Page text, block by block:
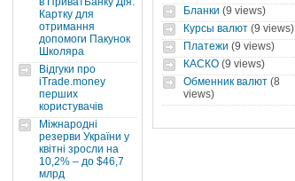
Картку для
отримання
допомоги Пакунок
Школяра
Відгуки про
iTrade.money
перших
користувачів
Міжнародні
резерви України у
квітні зросли на
10,2% – до $46,7
млрд
Бланки (9 views)
Курсы валют(9 views)
Платежи (9 views)
КАСКО(9 views)
Обменник валют(8
views)